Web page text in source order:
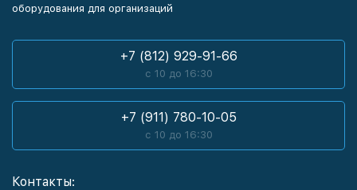
оборудования для организаций
+7 (812) 929-91-66
с 10 до 16:30
+7 (911) 780-10-05
с 10 до 16:30
Контакты: